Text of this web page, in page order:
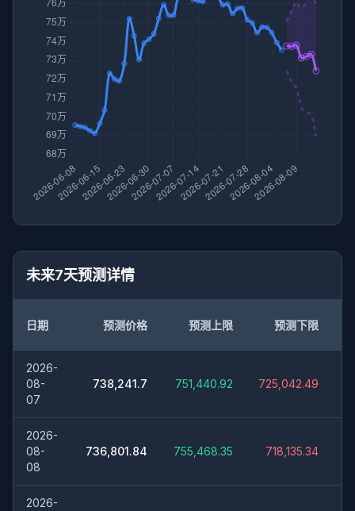
未来7天预测详情
日期 预测价格 预测上限 预测下限
2026-
08-
07
738,241.7 751,440.92 725,042.49
2026-
08-
08
736,801.84 755,468.35 718,135.34
2026-